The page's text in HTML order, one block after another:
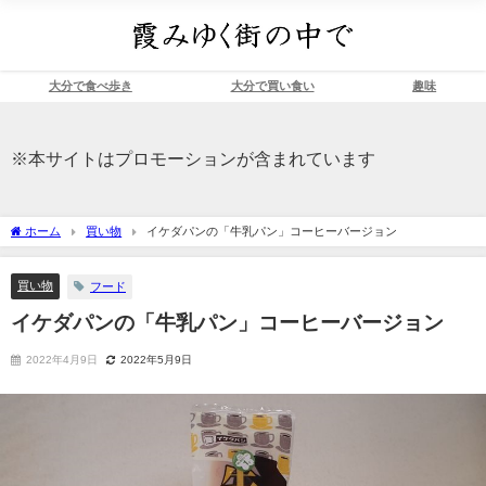
大分で食べ歩き 大分で買い食い 趣味
※本サイトはプロモーションが含まれています
ホーム 買い物 イケダパンの「牛乳パン」コーヒーバージョン
買い物 フード
イケダパンの「牛乳パン」コーヒーバージョン
2022年4月9日 2022年5月9日